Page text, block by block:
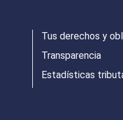
Tus derechos y
Transparencia
Estadísticas